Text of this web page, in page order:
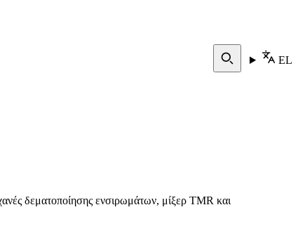
EL
δεματοποίησης ενσιρωμάτων, μίξερ TMR και